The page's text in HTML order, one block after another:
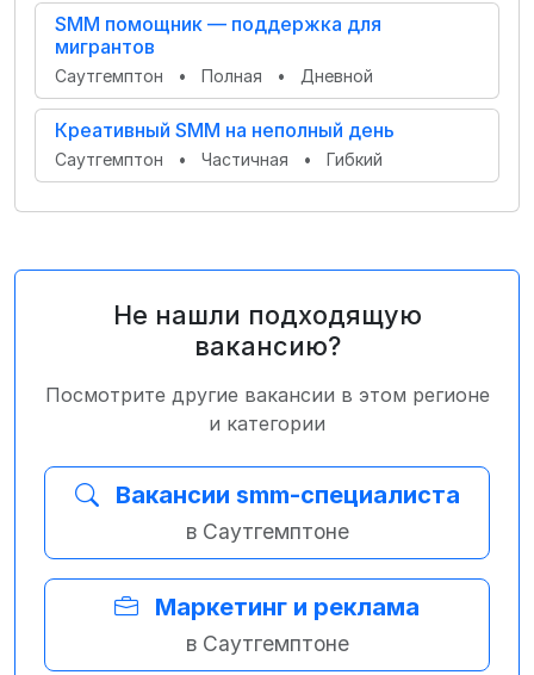
SMM помощник — поддержка для
мигрантов
Саутгемптон • Полная • Дневной
Креативный SMM на неполный день
Саутгемптон • Частичная • Гибкий
Не нашли подходящую
вакансию?
Посмотрите другие вакансии в этом регионе
и категории
Вакансии smm-специалиста
в Саутгемптоне
Маркетинг и реклама
в Саутгемптоне